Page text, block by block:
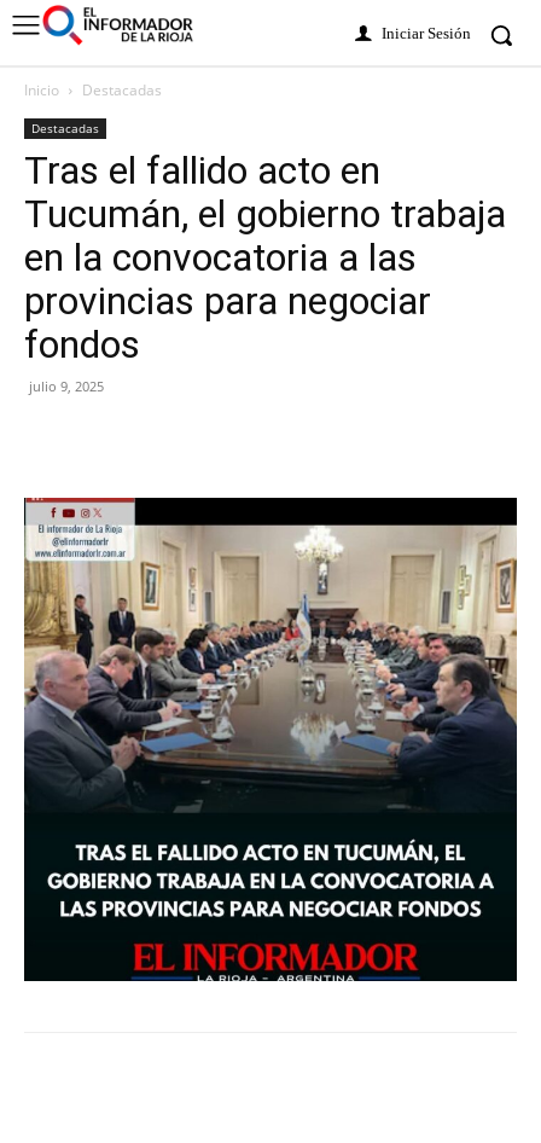
Iniciar Sesión
Inicio Destacadas
Destacadas
Tras el fallido acto en
Tucumán, el gobierno trabaja
en la convocatoria a las
provincias para negociar
fondos
julio 9, 2025